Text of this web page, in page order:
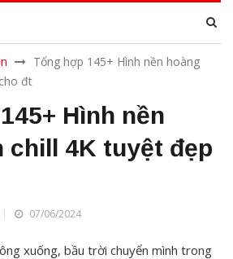
Tổng hợp 145+ Hình nền hoàng
đt
Hình nền
chill 4K tuyệt đẹp
07/06/2024
xuống, bầu trời chuyển mình trong